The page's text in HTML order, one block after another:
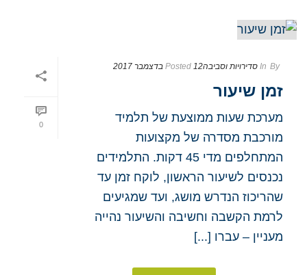
0
By
In סדירויות וסביבה Posted 12 בדצמבר 2017
זמן שיעור
מערכת שעות ממוצעת של תלמיד
מורכבת מסדרה של מקצועות
המתחלפים מדי 45 דקות. התלמידים
נכנסים לשיעור הראשון, לוקח זמן עד
שהריכוז הנדרש מושג, ועד שמגיעים
לרמת הקשבה וחשיבה והשיעור נהייה
מעניין – עברו [...]